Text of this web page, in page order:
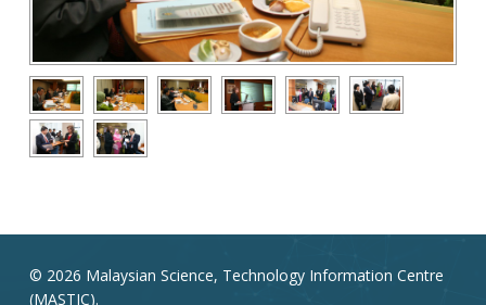
© 2026 Malaysian Science, Technology Information Centre
(MASTIC).